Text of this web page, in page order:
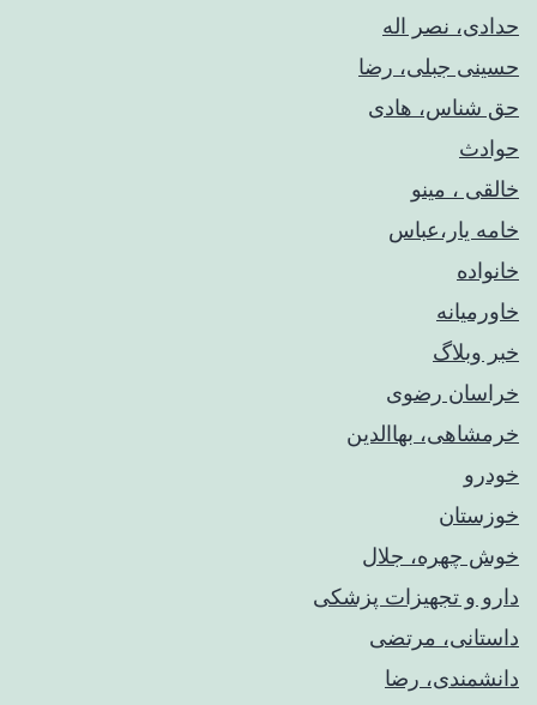
حدادی، نصر اله
حسینی جبلی، رضا
حق شناس، هادی
حوادث
خالقی ، مینو
خامه یار،عباس
خانواده
خاورمیانه
خبر وبلاگ
خراسان رضوی
خرمشاهی، بهاالدین
خودرو
خوزستان
خوش چهره، جلال
دارو و تجهیزات پزشکی
داستانی، مرتضی
دانشمندی، رضا